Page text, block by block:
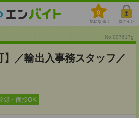
0
気になる！ ログイン
No.007617g
】／輸出入事務スタッフ／
録・面接OK